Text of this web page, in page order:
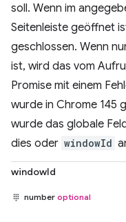
soll. Wenn im
Seitenleiste geöffnet
geschlossen. Wenn
ist, wird das vom
Promise mit einem
wurde in Chrome 145
wurde das globale
dies oder windowId
windowId
number optional